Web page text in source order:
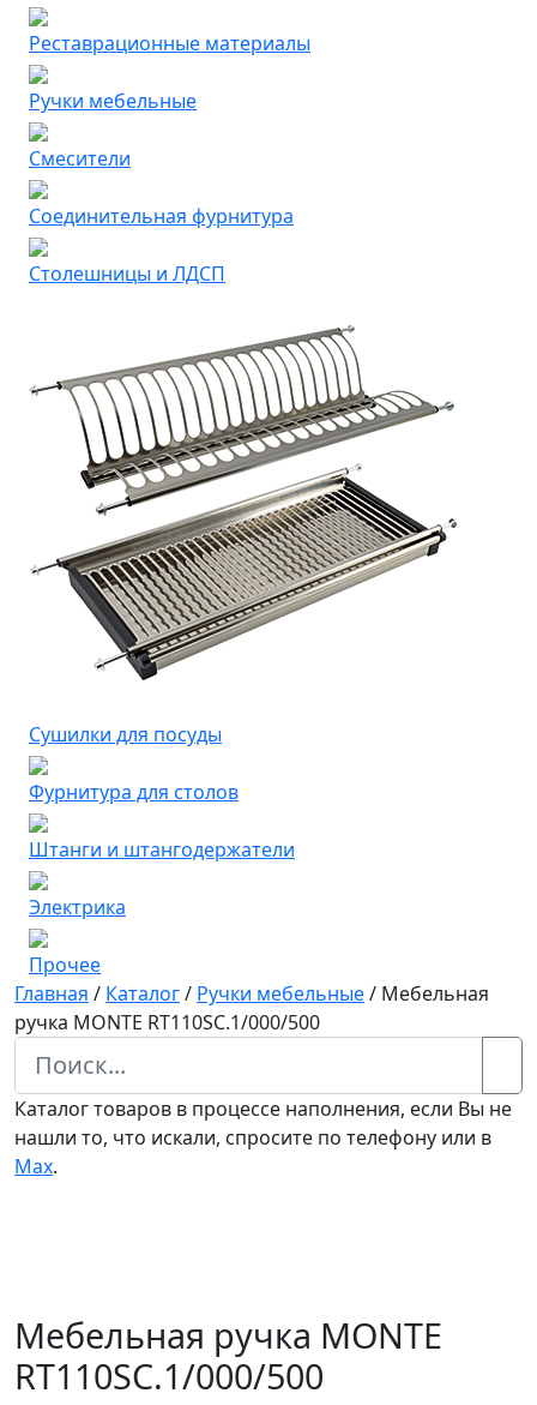
Реставрационные материалы
Ручки мебельные
Смесители
Соединительная фурнитура
Столешницы и ЛДСП
Сушилки для посуды
Фурнитура для столов
Штанги и штангодержатели
Электрика
Прочее
Главная / Каталог/ Ручки мебельные/ Мебельная
ручка MONTE RT110SC.1/000/500
Каталог товаров в процессе наполнения, если Вы не
нашли то, что искали, спросите по телефону или в
Мах.
Мебельная ручка MONTE
RT110SC.1/000/500